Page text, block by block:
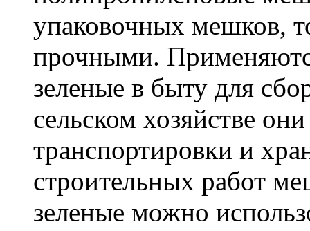
упаковочных мешков,
прочными.
зеленые в быту для
сельском хозяйстве
транспортировки и
строительных работ
зеленые можно